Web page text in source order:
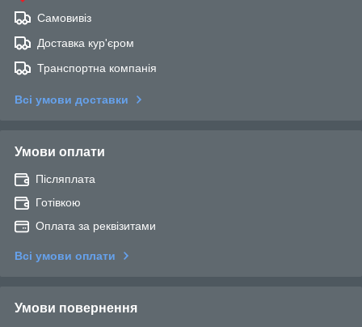
Самовивіз
Доставка кур'єром
Транспортна компанія
Всі умови доставки
Умови оплати
Післяплата
Готівкою
Оплата за реквізитами
Всі умови оплати
Умови повернення